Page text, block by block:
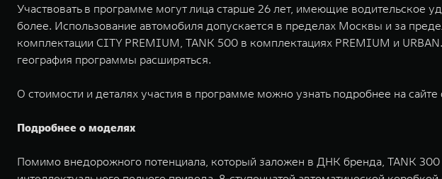
Участвовать в программе могут лица старше 26 лет, имеющие водительское
более. Использование автомобиля допускается в пределах Москвы и за
комплектации CITY PREMIUM, TANK 500 в комплектациях PREMIUM и
география программы расширяться.
О стоимости и деталях участия в программе можно узнать подробнее на
Подробнее о моделях
Помимо внедорожного потенциала, который заложен в ДНК бренда, TANK